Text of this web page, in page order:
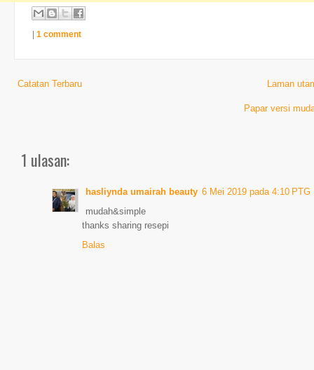
1 comment
Catatan Terbaru Laman
Papar versi
1 ulasan:
hasliynda umairah beauty 6 Mei 2019 pada 4:10 PTG
mudah&simple
thanks sharing resepi
Balas